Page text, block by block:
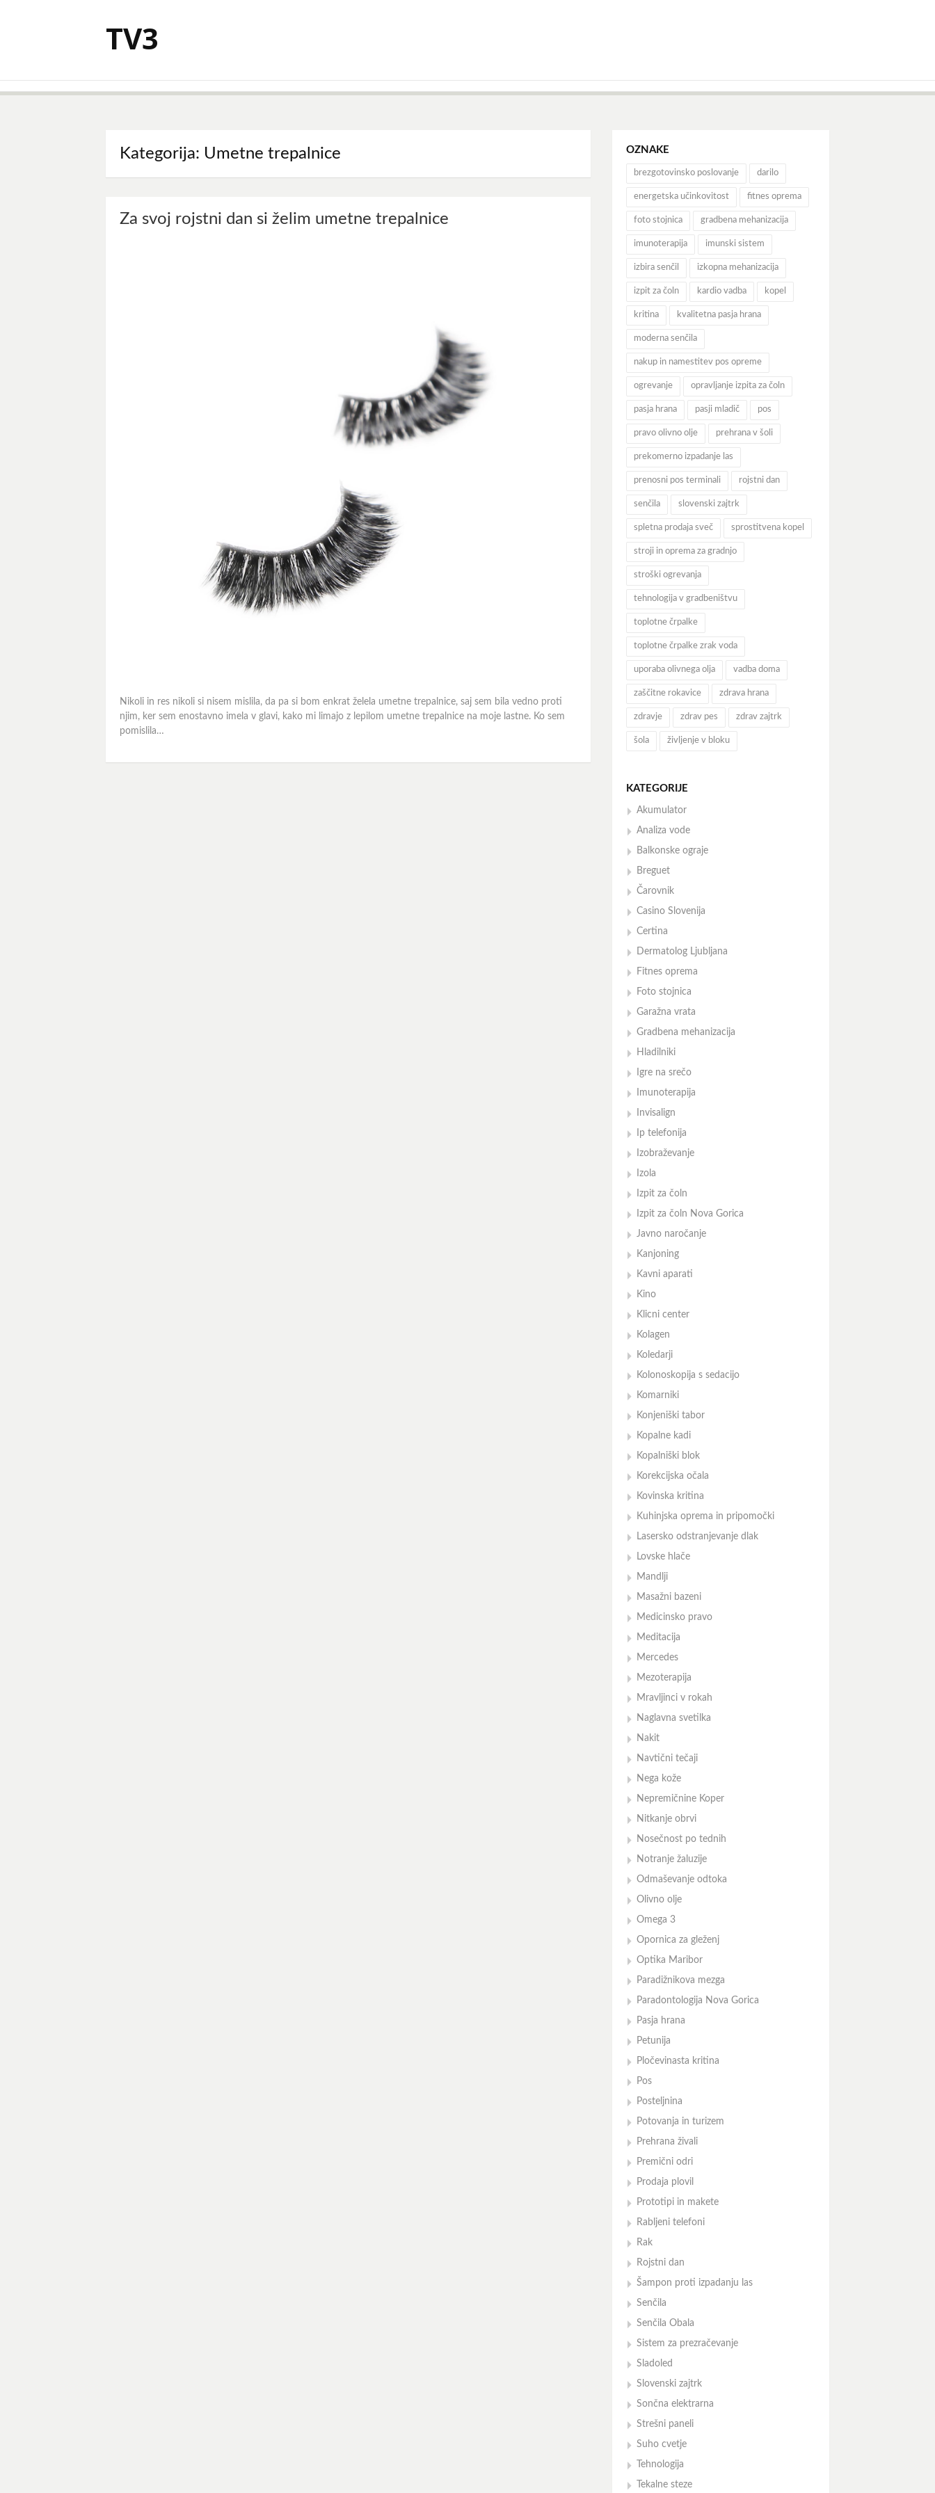
TV3
Kategorija: Umetne trepalnice
Za svoj rojstni dan si želim umetne trepalnice
Nikoli in res nikoli si nisem mislila, da pa si bom enkrat želela umetne trepalnice, saj sem bila vedno proti
njim, ker sem enostavno imela v glavi, kako mi limajo z lepilom umetne trepalnice na moje lastne. Ko sem
pomislila…
OZNAKE
brezgotovinsko poslovanje darilo
energetska učinkovitost fitnes oprema
foto stojnica gradbena mehanizacija
imunoterapija imunski sistem
izbira senčil izkopna mehanizacija
izpit za čoln kardio vadba kopel
kritina kvalitetna pasja hrana
moderna senčila
nakup in namestitev pos opreme
ogrevanje opravljanje izpita za čoln
pasja hrana pasji mladič pos
pravo olivno olje prehrana v šoli
prekomerno izpadanje las
prenosni pos terminali rojstni dan
senčila slovenski zajtrk
spletna prodaja sveč sprostitvena kopel
stroji in oprema za gradnjo
stroški ogrevanja
tehnologija v gradbeništvu
toplotne črpalke
toplotne črpalke zrak voda
uporaba olivnega olja vadba doma
zaščitne rokavice zdrava hrana
zdravje zdrav pes zdrav zajtrk
šola življenje v bloku
KATEGORIJE
Akumulator
Analiza vode
Balkonske ograje
Breguet
Čarovnik
Casino Slovenija
Certina
Dermatolog Ljubljana
Fitnes oprema
Foto stojnica
Garažna vrata
Gradbena mehanizacija
Hladilniki
Igre na srečo
Imunoterapija
Invisalign
Ip telefonija
Izobraževanje
Izola
Izpit za čoln
Izpit za čoln Nova Gorica
Javno naročanje
Kanjoning
Kavni aparati
Kino
Klicni center
Kolagen
Koledarji
Kolonoskopija s sedacijo
Komarniki
Konjeniški tabor
Kopalne kadi
Kopalniški blok
Korekcijska očala
Kovinska kritina
Kuhinjska oprema in pripomočki
Lasersko odstranjevanje dlak
Lovske hlače
Mandlji
Masažni bazeni
Medicinsko pravo
Meditacija
Mercedes
Mezoterapija
Mravljinci v rokah
Naglavna svetilka
Nakit
Navtični tečaji
Nega kože
Nepremičnine Koper
Nitkanje obrvi
Nosečnost po tednih
Notranje žaluzije
Odmaševanje odtoka
Olivno olje
Omega 3
Opornica za gleženj
Optika Maribor
Paradižnikova mezga
Paradontologija Nova Gorica
Pasja hrana
Petunija
Pločevinasta kritina
Pos
Posteljnina
Potovanja in turizem
Prehrana živali
Premični odri
Prodaja plovil
Prototipi in makete
Rabljeni telefoni
Rak
Rojstni dan
Šampon proti izpadanju las
Senčila
Senčila Obala
Sistem za prezračevanje
Sladoled
Slovenski zajtrk
Sončna elektrarna
Strešni paneli
Suho cvetje
Tehnologija
Tekalne steze